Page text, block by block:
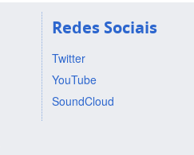
Redes Sociais
Twitter
YouTube
SoundCloud